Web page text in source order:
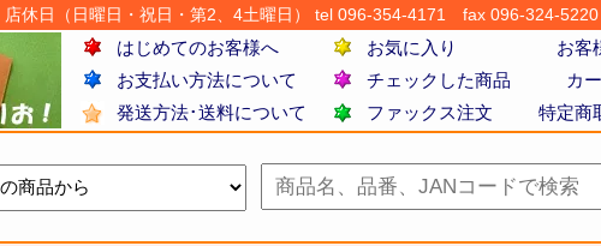
休日（日曜日・祝日・第2、4土曜日） tel 096-354-4171 fax 096-324-5220
はじめてのお客様へ お気に入り お客
お支払い方法について チェックした商品
カ
発送方法･送料について
ファックス注文 特定商